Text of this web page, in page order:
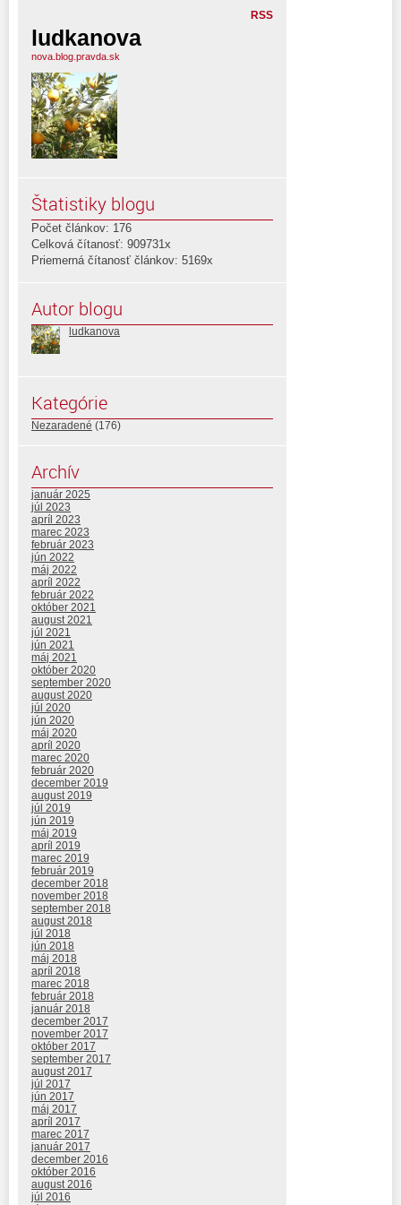
RSS
ludkanova
nova.blog.pravda.sk
Štatistiky blogu
Počet článkov: 176
Celková čítanosť: 909731x
Priemerná čítanosť článkov: 5169x
Autor blogu
ludkanova
Kategórie
Nezaradené (176)
Archív
január 2025
júl 2023
apríl 2023
marec 2023
február 2023
jún 2022
máj 2022
apríl 2022
február 2022
október 2021
august 2021
júl 2021
jún 2021
máj 2021
október 2020
september 2020
august 2020
júl 2020
jún 2020
máj 2020
apríl 2020
marec 2020
február 2020
december 2019
august 2019
júl 2019
jún 2019
máj 2019
apríl 2019
marec 2019
február 2019
december 2018
november 2018
september 2018
august 2018
júl 2018
jún 2018
máj 2018
apríl 2018
marec 2018
február 2018
január 2018
december 2017
november 2017
október 2017
september 2017
august 2017
júl 2017
jún 2017
máj 2017
apríl 2017
marec 2017
január 2017
december 2016
október 2016
august 2016
júl 2016